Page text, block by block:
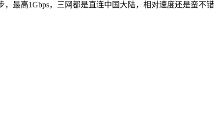
，最高1Gbps，三网都是直连中国大陆，相对速度还是蛮不错